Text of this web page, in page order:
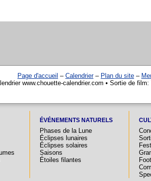
Page d'accueil – Calendrier– Plan du site –
www.chouette-calendrier.com • Sortie de
ÉVÉNEMENTS NATURELS
Phases de la Lune
Éclipses lunaires
Éclipses solaires
Saisons
Étoiles filantes